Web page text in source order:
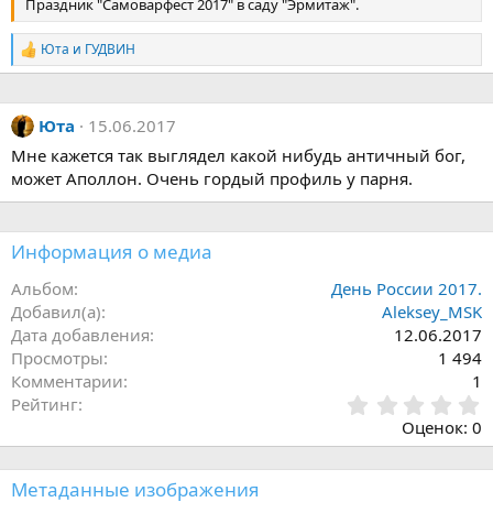
Праздник "Самоварфест 2017" в саду "Эрмитаж".
Р
е
к
ц
и
и
:
Юта и ГУДВИН
Юта
15.06.2017
Мне кажется так выглядел какой нибудь античный бог,
может Аполлон. Очень гордый профиль у парня.
Информация о медиа
Альбом
День России 2017.
Добавил(а)
Aleksey_MSK
Дата добавления
12.06.2017
Просмотры
1 494
Комментарии
1
Рейтинг
0
Оценок: 0
Метаданные изображения